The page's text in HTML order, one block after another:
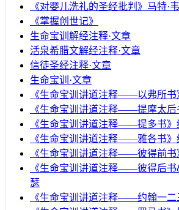
《对婴儿洗礼的圣经批判》马特·
《掌握创世记》
生命宝训解经注释·文章
活泉希腊文解经注释·文章
信徒圣经注释·文章
生命宝训·文章
《生命宝训讲道注释——以弗所书
《生命宝训讲道注释——提摩太后
《生命宝训讲道注释——提多书》
《生命宝训讲道注释——雅各书》
《生命宝训讲道注释——彼得前书
《生命宝训讲道注释——彼得后书
瑟
《生命宝训讲道注释——约翰一二